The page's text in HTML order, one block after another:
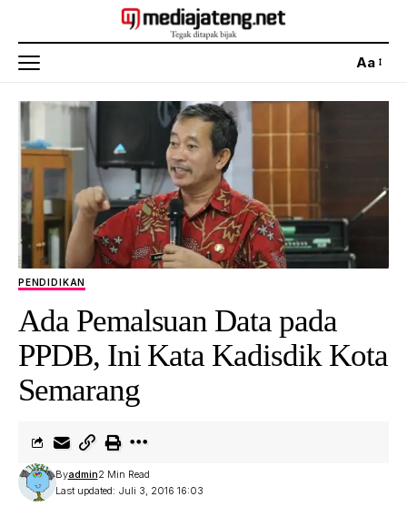
Aa
PENDIDIKAN
Ada Pemalsuan Data pada
PPDB, Ini Kata Kadisdik Kota
Semarang
Last updated: Juli 3, 2016 16:03
Byadmin2 Min Read